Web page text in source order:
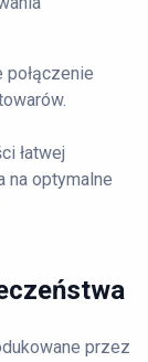
połączenie
łatwej
na optymalne
przez